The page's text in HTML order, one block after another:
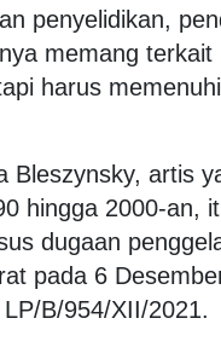
penyelidikan,
memang terkait
harus
Bleszynsky, artis
hingga 2000-an,
dugaan
pada 6
B/954/XII/2021.